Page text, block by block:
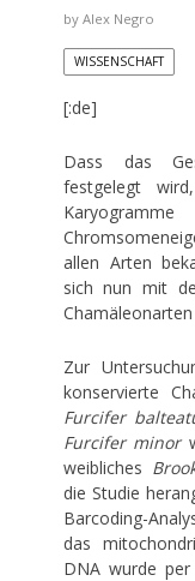
by Alex Negro
WISSENSCHAFT
[:de]
Dass das
festgelegt
allen Arten
sich nun mit
Zur
konservierte
Furcifer
Furcifer minor
weibliches
die Studie
Barcoding-
das
DNA wurde